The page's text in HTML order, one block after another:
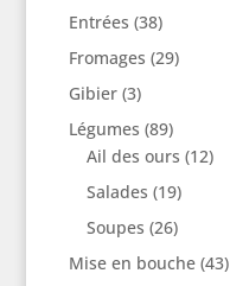
Entrées (38)
Fromages (29)
Gibier(3)
Légumes (89)
Ail des ours (12)
Salades (19)
Soupes (26)
Mise en bouche(43)